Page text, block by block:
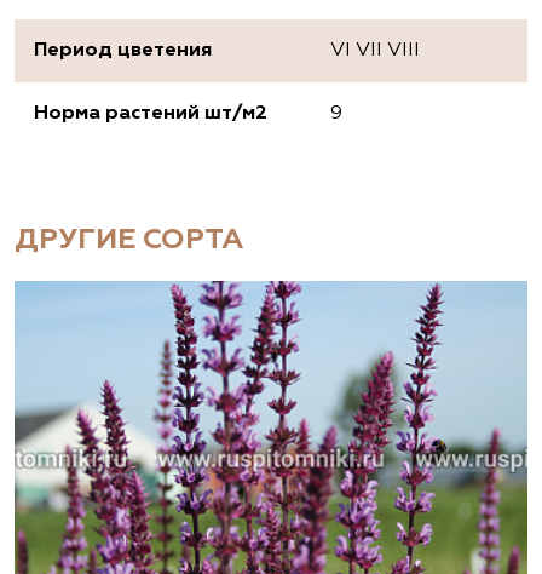
Период цветения VI VII VIII
Норма растений шт/м2 9
ДРУГИЕ СОРТА